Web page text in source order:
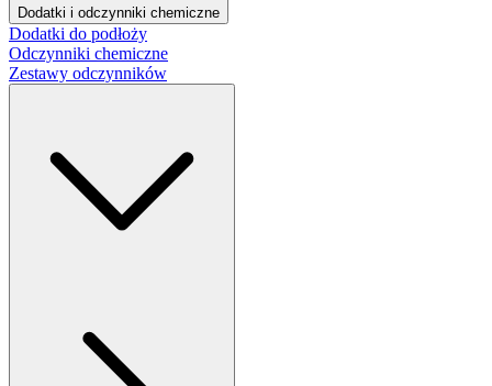
Dodatki i odczynniki chemiczne
Dodatki do podłoży
Odczynniki chemiczne
Zestawy odczynników